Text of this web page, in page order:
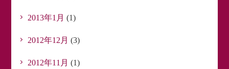
2013年1月 (1)
2012年12月 (3)
2012年11月 (1)